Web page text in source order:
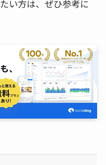
い方は、ぜひ参考に